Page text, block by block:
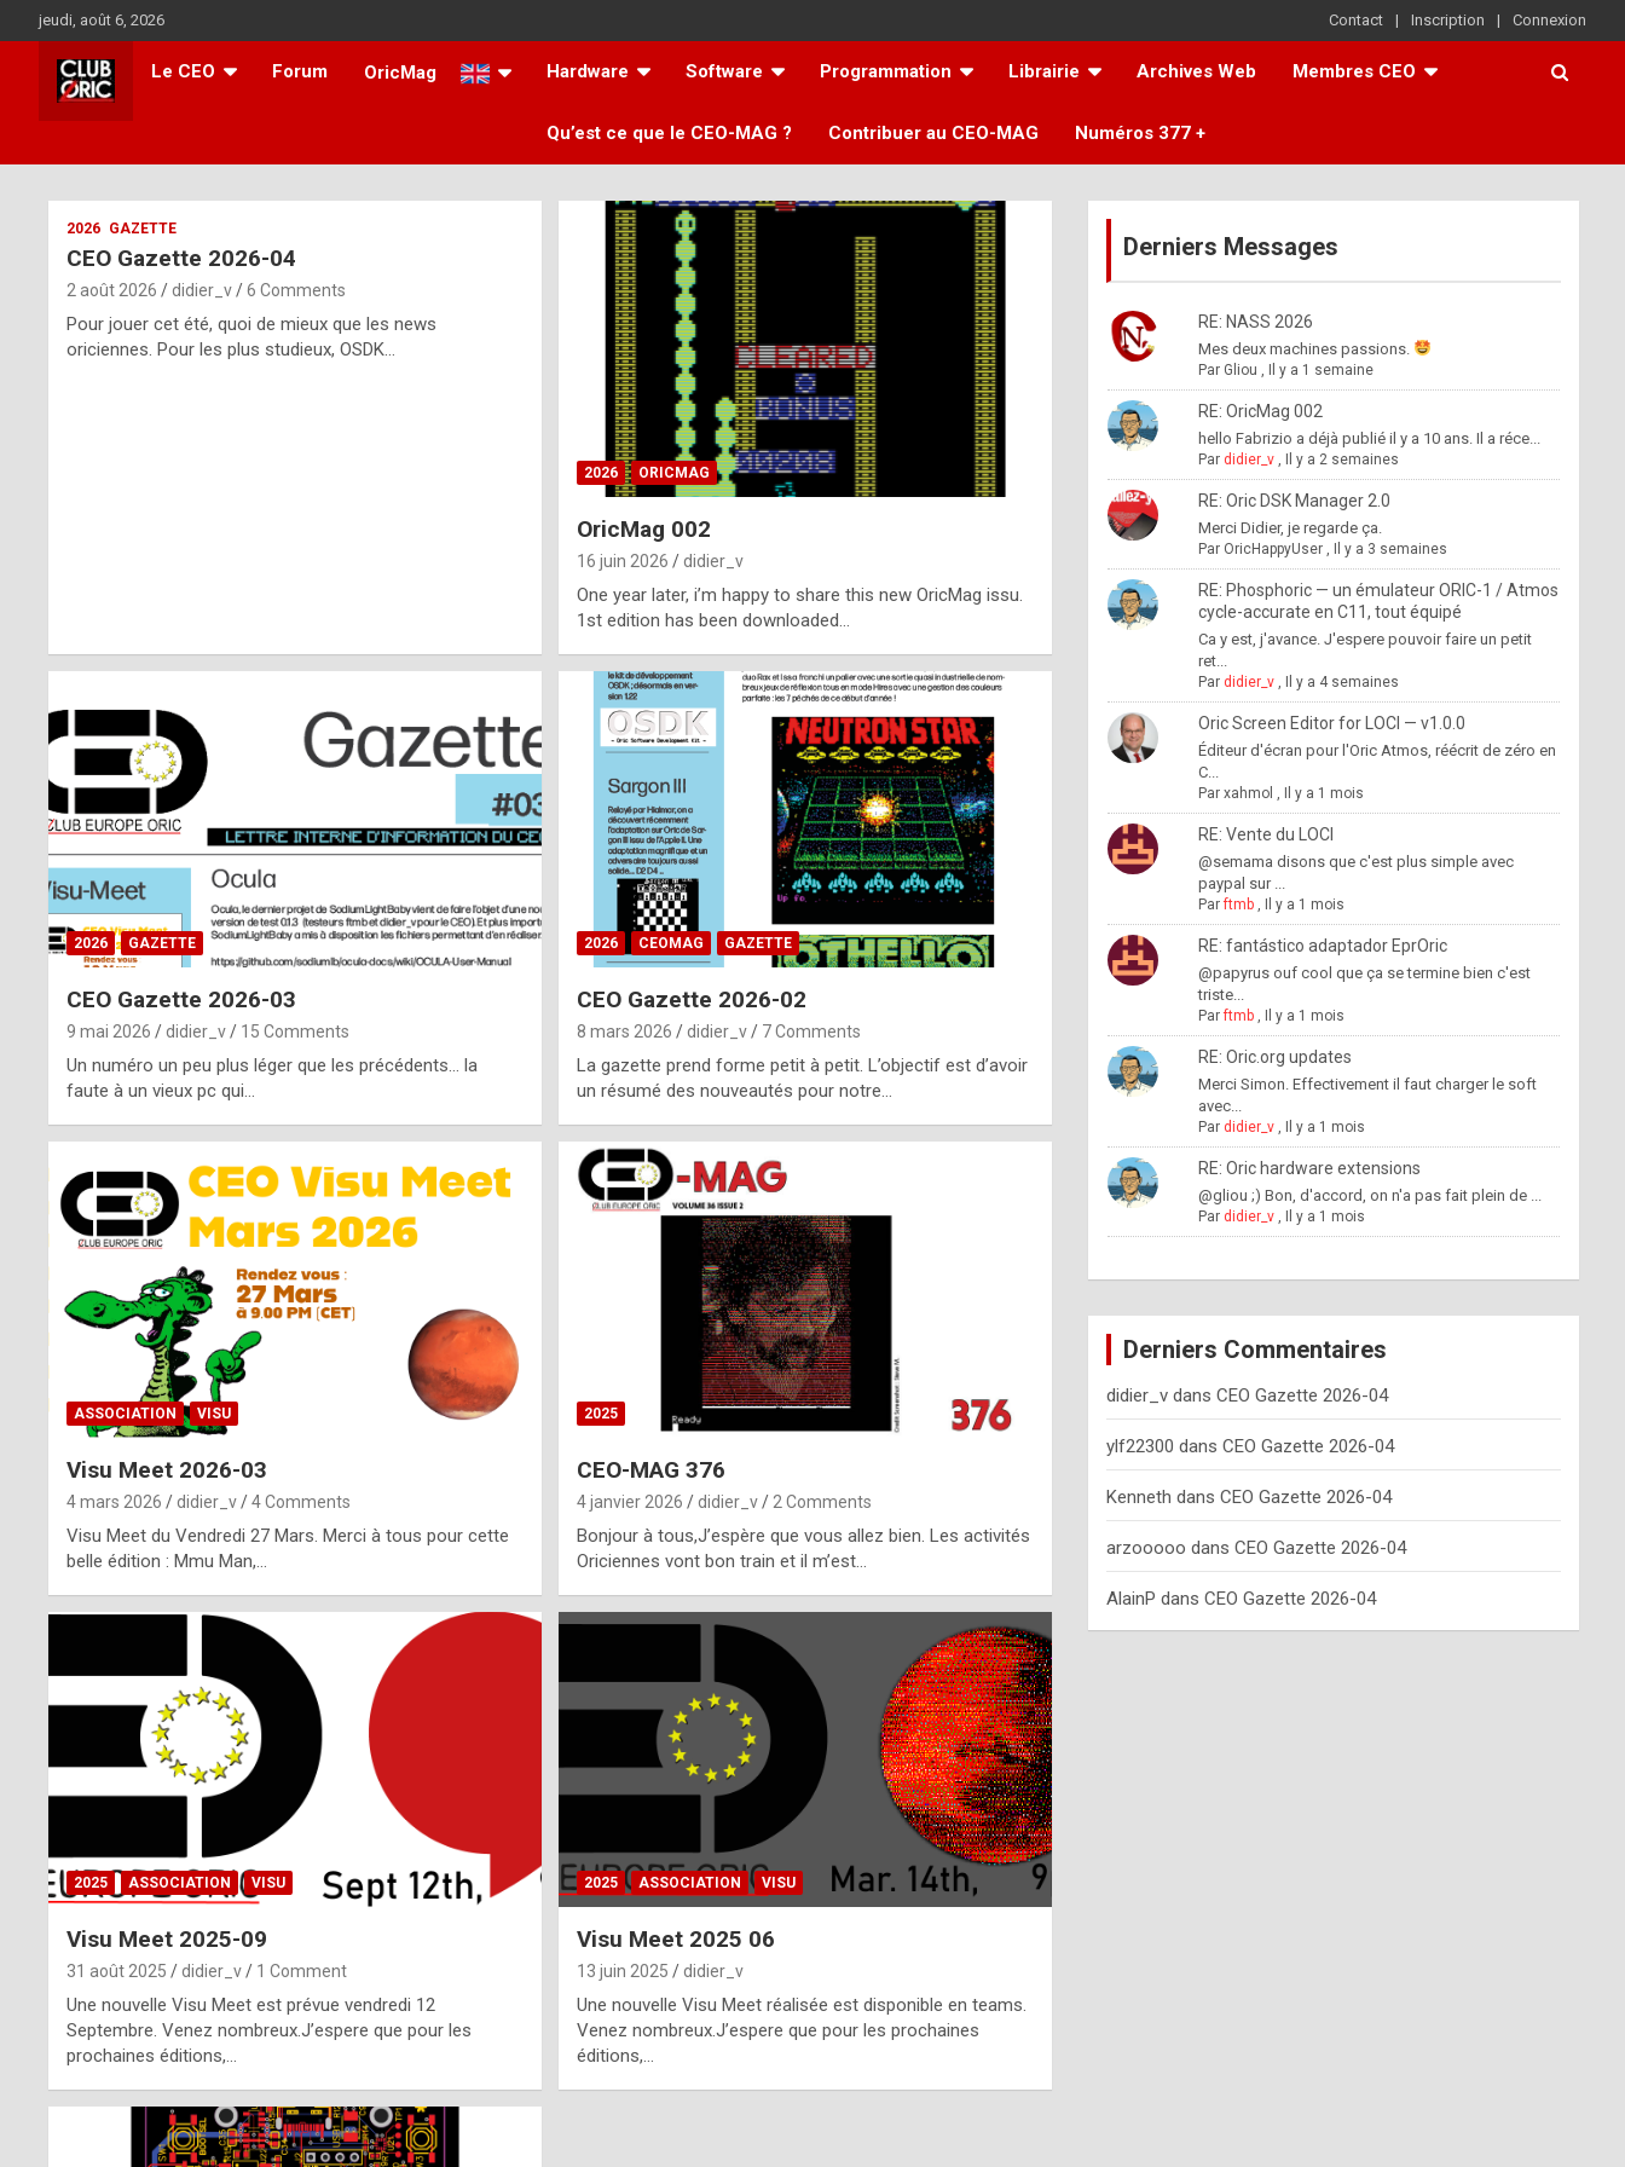
to
content
jeudi, août 6, 2026 Contact Inscription Connexion
Le CEO Forum OricMag Hardware Software Programmation Librairie Archives Web Membres CEO
Qu’est ce que le CEO-MAG ? Contribuer au CEO-MAG Numéros 377 +
ff
m
2026 GAZETTE
CEO Gazette 2026-04
2 août 2026 didier_v 6 Comments
Pour jouer cet été, quoi de mieux que les news
oriciennes. Pour les plus studieux, OSDK…
2026 ORICMAG
OricMag 002
16 juin 2026 didier_v
One year later, i’m happy to share this new OricMag issu.
1st edition has been downloaded…
2026 GAZETTE
CEO Gazette 2026-03
9 mai 2026 didier_v 15 Comments
Un numéro un peu plus léger que les précédents… la
faute à un vieux pc qui…
2026 CEOMAG GAZETTE
CEO Gazette 2026-02
8 mars 2026 didier_v 7 Comments
La gazette prend forme petit à petit. L’objectif est d’avoir
un résumé des nouveautés pour notre…
ASSOCIATION VISU
Visu Meet 2026-03
4 mars 2026 didier_v 4 Comments
Visu Meet du Vendredi 27 Mars. Merci à tous pour cette
belle édition : Mmu Man,…
2025
CEO-MAG 376
4 janvier 2026 didier_v 2 Comments
Bonjour à tous,J’espère que vous allez bien. Les activités
Oriciennes vont bon train et il m’est…
2025 ASSOCIATION VISU
Visu Meet 2025-09
31 août 2025 didier_v 1 Comment
Une nouvelle Visu Meet est prévue vendredi 12
Septembre. Venez nombreux.J’espere que pour les
prochaines éditions,…
2025 ASSOCIATION VISU
Visu Meet 2025 06
13 juin 2025 didier_v
Une nouvelle Visu Meet réalisée est disponible en teams.
Venez nombreux.J’espere que pour les prochaines
éditions,…
Derniers Messages
RE: NASS 2026
Mes deux machines passions.
Par Gliou , Il y a 1 semaine
RE: OricMag 002
hello Fabrizio a déjà publié il y a 10 ans. Il a réce...
Par didier_v, Il y a 2 semaines
RE: Oric DSK Manager 2.0
Merci Didier, je regarde ça.
Par OricHappyUser, Il y a 3 semaines
RE: Phosphoric — un émulateur ORIC-1 / Atmos
cycle-accurate en C11, tout équipé
Ca y est, j'avance. J'espere pouvoir faire un petit
ret...
Par didier_v, Il y a 4 semaines
Oric Screen Editor for LOCI — v1.0.0
Éditeur d'écran pour l'Oric Atmos, réécrit de zéro en
C...
Par xahmol , Il y a 1 mois
RE: Vente du LOCI
@semama disons que c'est plus simple avec
paypal sur ...
Parftmb, Il y a 1 mois
RE: fantástico adaptador EprOric
@papyrus ouf cool que ça se termine bien c'est
triste...
Parftmb, Il y a 1 mois
RE: Oric.org updates
Merci Simon. Effectivement il faut charger le soft
avec...
Par didier_v, Il y a 1 mois
RE: Oric hardware extensions
@gliou ;) Bon, d'accord, on n'a pas fait plein de ...
Par didier_v, Il y a 1 mois
Derniers Commentaires
didier_vdans CEO Gazette 2026-04
ylf22300 dans CEO Gazette 2026-04
Kenneth dans CEO Gazette 2026-04
arzooooo dans CEO Gazette 2026-04
AlainP dans CEO Gazette 2026-04